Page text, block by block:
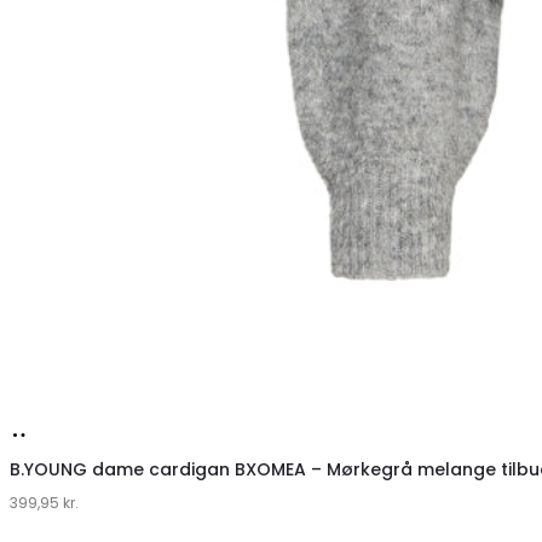
hos
Klædeskabet.dk
B.YOUNG dame cardigan BXOMEA – Mørkegrå melange
399,95 kr.